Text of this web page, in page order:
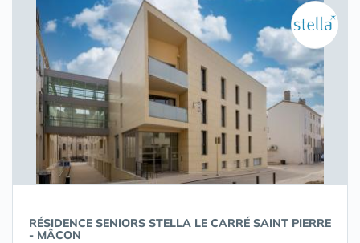
RÉSIDENCE SENIORS STELLA LE CARRÉ SAINT PIERRE
- MÂCON